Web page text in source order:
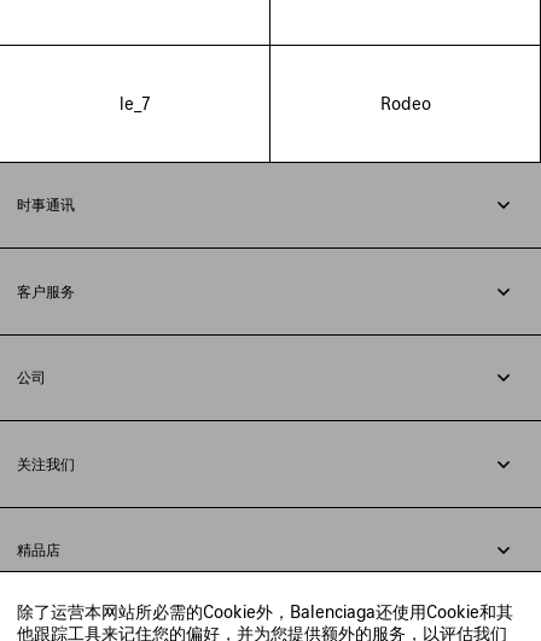
除了运营本网站所必需的Cookie外，Balenciaga还使用Cookie和其
他跟踪工具来记住您的偏好，并为您提供额外的服务，以评估我们
le_7 Rodeo
时事通讯
客户服务
配送方式
支付
常见问题解答
公司
法律问题
联合国世界粮食计划署
举报平台
关注我们
小红书
精品店
寻找附近的精品店
实时聊天客服